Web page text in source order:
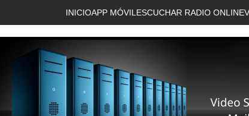
INICIOAPP MÓVIL ESCUCHAR RADIO ONLINE